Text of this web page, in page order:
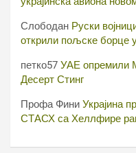
Слободан Руски
открили пољске
петко57 УАЕ опремили
Десерт Стинг
Профа Фини Украјина
СТАСХ са Хеллфире